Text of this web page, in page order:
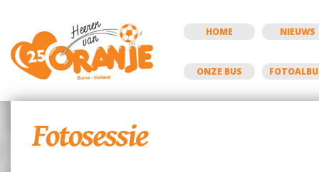
HOME NIEUWS
ONZE BUS
Fotosessie